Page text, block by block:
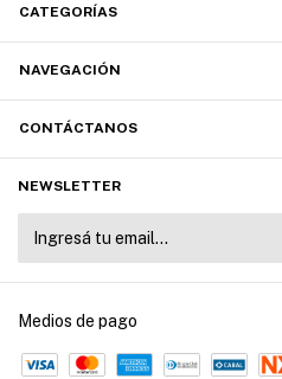
CATEGORÍAS
NAVEGACIÓN
CONTÁCTANOS
NEWSLETTER
Medios de pago